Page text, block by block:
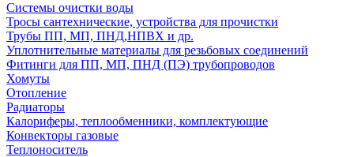
Системы очистки воды
Тросы сантехнические, устройства для прочистки
Трубы ПП, МП, ПНД,НПВХ и др.
Уплотнительные материалы для резьбовых соединений
Фитинги для ПП, МП, ПНД (ПЭ) трубопроводов
Хомуты
Отопление
Радиаторы
Калориферы, теплообменники, комплектующие
Конвекторы газовые
Теплоноситель